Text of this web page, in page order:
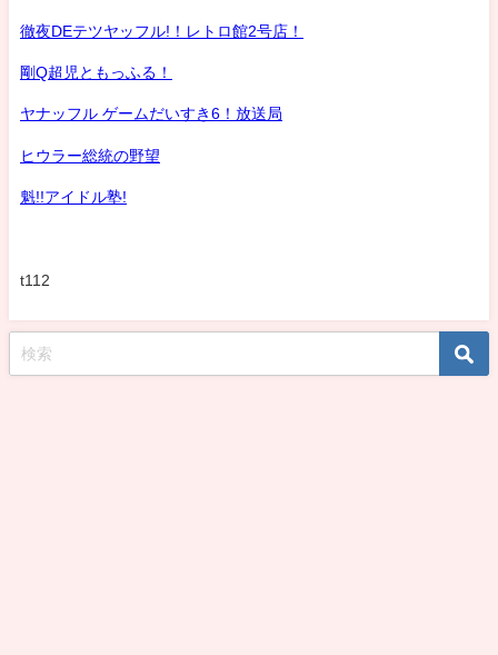
徹夜DEテツヤッフル!！レトロ館2号店！
剛Q超児ともっふる！
ヤナッフル ゲームだいすき6！放送局
ヒウラー総統の野望
魁!!アイドル塾!
t112